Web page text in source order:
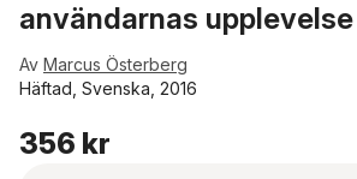
användarnas upplevelse
Av Marcus Österberg
Häftad, Svenska, 2016
356 kr